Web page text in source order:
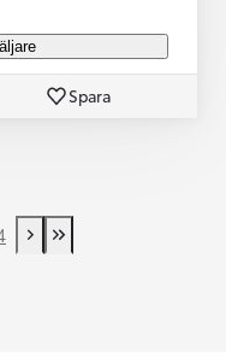
Spara
Next page
Last Page